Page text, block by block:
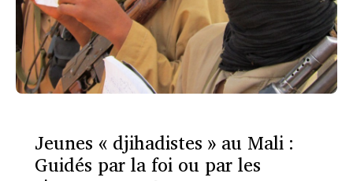
Jeunes « djihadistes » au Mali :
Guidés par la foi ou par les